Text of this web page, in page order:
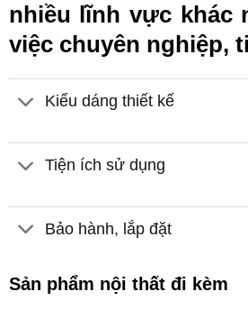
nhiều lĩnh vực khác
việc chuyên nghiệp,
Kiểu dáng thiết kế
Tiện ích sử dụng
Bảo hành, lắp đặt
Sản phẩm nội thất đi kèm